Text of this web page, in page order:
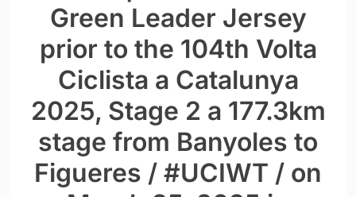
Green Leader Jersey
prior to the 104th Volta
Ciclista a Catalunya
2025, Stage 2 a 177.3km
stage from Banyoles to
Figueres / #UCIWT / on